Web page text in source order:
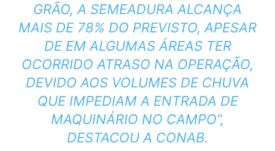
GRÃO, A SEMEADURA ALCANÇA
MAIS DE 78% DO PREVISTO, APESAR
DE EM ALGUMAS ÁREAS TER
OCORRIDO ATRASO NA OPERAÇÃO,
DEVIDO AOS VOLUMES DE CHUVA
QUE IMPEDIAM A ENTRADA DE
MAQUINÁRIO NO CAMPO”,
DESTACOU A CONAB.